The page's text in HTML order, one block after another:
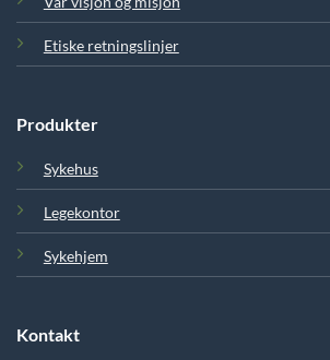
Etiske retningslinjer
Produkter
Sykehus
Legekontor
Sykehjem
Kontakt